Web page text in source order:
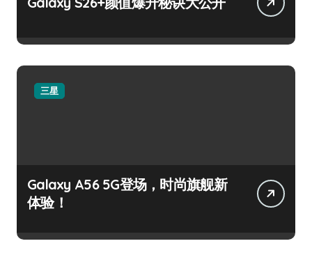
三星
Galaxy A56 5G登场，时尚旗舰新
体验！